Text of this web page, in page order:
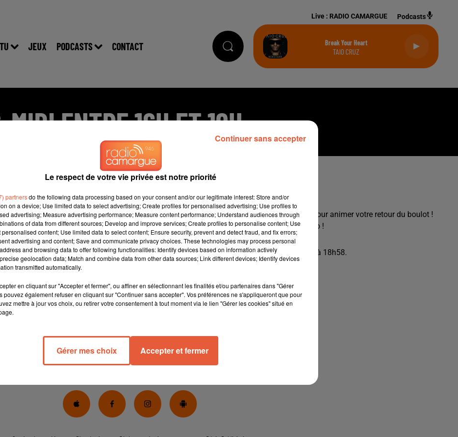
JEUX PODCASTS CONTACT
Live : RADIO CAMARGUE Podcasts
Break Your Heart
TAIO CRUZ
ENTRE 16H ET 19H
Toute la semaine de 16h à 19h.
On finit la journée en beauté avec Guillaume, Jérome et Emilie qui sont là tous les jours pour animer votre retour du boulot !
Sur le ton de l'humour et de la décontracte, restez à l'écoute de toutes notre actualité radio !
Tous les lundis, mardis, mercredis et vendredis de 16h00 à 19h00, et les jeudis de 16h00 à 18h58.
Le respect de votre vie privée est notre priorité
partnersdo the following data processing based on your consent and/or our legitimate interest: Store and/or
on a device; Use limited data to select advertising; Create profiles for personalised advertising; Use profiles to
advertising; Measure advertising performance; Measure content performance; Understand audiences through
of data from different sources; Develop and improve services; Create profiles to personalise content; Use
content; Use limited data to select content; Ensure security, prevent and detect fraud, and fix errors;
advertising and content; Save and communicate privacy choices. These technologies may process personal
and browsing data to offer following functionalities: Identify devices based on information actively
geolocation data; Match and combine data from other data sources; Link different devices; Identify devices
transmitted automatically.
en cliquant sur "Accepter et fermer", ou affiner en sélectionnant les finalités et/ou partenaires dans "Gérer
pouvez également refuser en cliquant sur "Continuer sans accepter". Vos préférences ne s'appliqueront que pour
mettre à jour vos choix, ou retirer votre consentement à tout moment via le lien "Gérer les cookies" situé en
Gérer mes choix Accepter et fermer
Continuer sans accepter